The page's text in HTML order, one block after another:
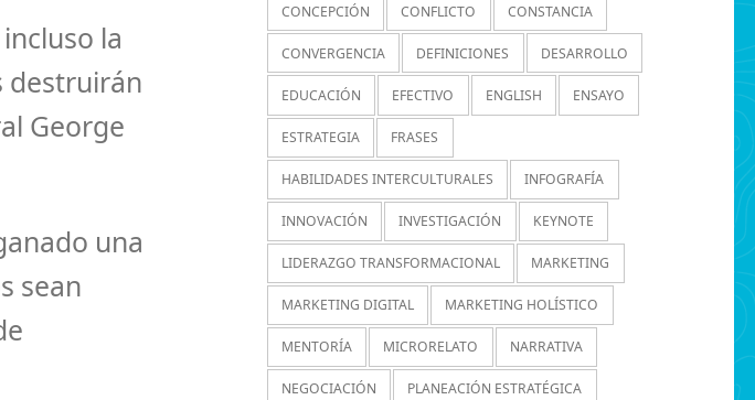
la
destruirán
George
una
sean
CONCEPCIÓN CONFLICTO CONSTANCIA
CONVERGENCIA DEFINICIONES DESARROLLO
EDUCACIÓN EFECTIVO ENGLISH ENSAYO
ESTRATEGIA FRASES
HABILIDADES INTERCULTURALES INFOGRAFÍA
INNOVACIÓN INVESTIGACIÓN KEYNOTE
LIDERAZGO TRANSFORMACIONAL MARKETING
MARKETING DIGITAL MARKETING HOLÍSTICO
MENTORÍA MICRORELATO NARRATIVA
NEGOCIACIÓN PLANEACIÓN ESTRATÉGICA